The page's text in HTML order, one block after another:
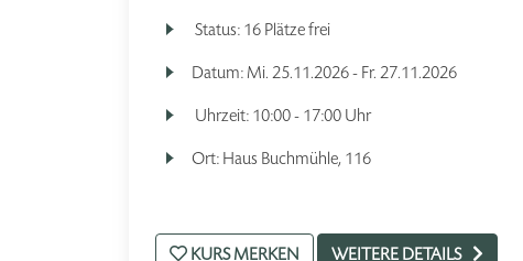
Status: 16 Plätze frei
Datum: Mi. 25.11.2026 - Fr. 27.11.2026
Uhrzeit: 10:00 - 17:00 Uhr
Ort: Haus Buchmühle, 116
KURS MERKEN WEITERE DETAILS